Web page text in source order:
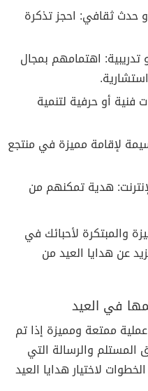
حدث ثقافي: احجز تذكرة
اهتمامهم بمجال
فنية أو حرفية لتنمية
لإقامة مميزة في منتجع
هدية تمكنهم من
والمبتكرة لأحبائك في
عن هدايا العيد من
في العيد
ممتعة ومميزة إذا تم
المستلم والرسالة التي
لاختيار هدايا العيد